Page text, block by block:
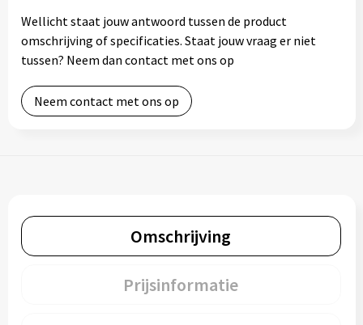
Wellicht staat jouw antwoord tussen de product
omschrijving of specificaties. Staat jouw vraag er niet
tussen? Neem dan contact met ons op
Neem contact met ons op
Omschrijving
Prijsinformatie